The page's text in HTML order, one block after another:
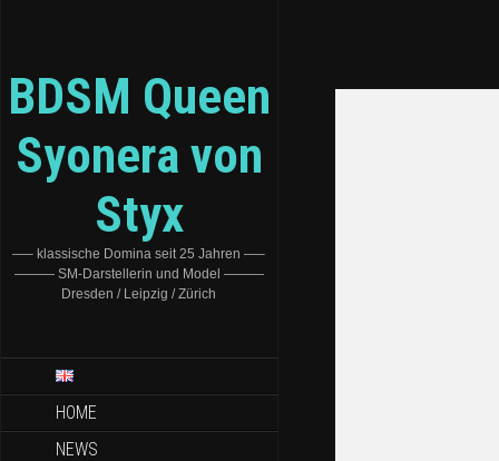
BDSM Queen
Syonera von
Styx
—– klassische Domina seit 25 Jahren —–
——— SM-Darstellerin und Model ———
Dresden / Leipzig / Zürich
HOME
NEWS